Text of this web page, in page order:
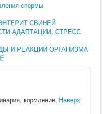
спермы
СВИНЕЙ
АДАПТАЦИИ, СТРЕСС
И РЕАКЦИИ ОРГАНИЗМА
Наверх
кормление,